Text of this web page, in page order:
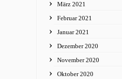
März 2021
Februar 2021
Januar 2021
Dezember 2020
November 2020
Oktober 2020